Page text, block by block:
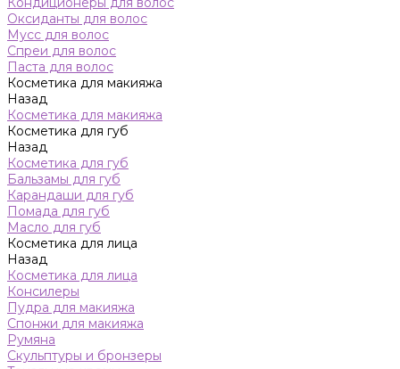
Оксиданты для волос
Мусс для волос
Спреи для волос
Паста для волос
Косметика для макияжа
Назад
Косметика для макияжа
Косметика для губ
Назад
Косметика для губ
Бальзамы для губ
Карандаши для губ
Помада для губ
Масло для губ
Косметика для лица
Назад
Косметика для лица
Консилеры
Пудра для макияжа
Спонжи для макияжа
Румяна
Скульптуры и бронзеры